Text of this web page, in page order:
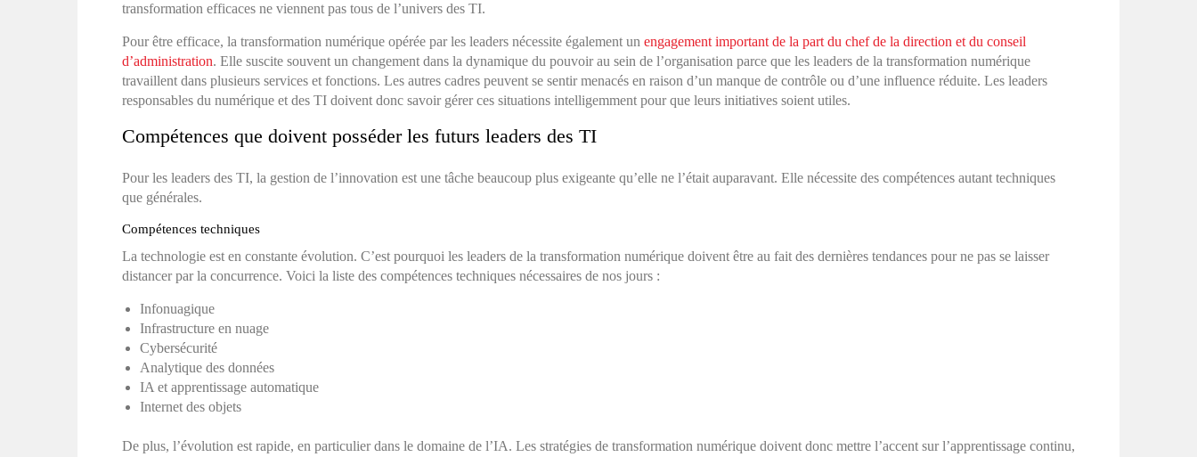
transformation efficaces ne viennent pas tous de l’univers des TI.
Pour être efficace, la transformation numérique opérée par les leaders nécessite également un engagement important de la part du chef de la direction et du conseil
d’administration. Elle suscite souvent un changement dans la dynamique du pouvoir au sein de l’organisation parce que les leaders de la transformation numérique
travaillent dans plusieurs services et fonctions. Les autres cadres peuvent se sentir menacés en raison d’un manque de contrôle ou d’une influence réduite. Les leaders
responsables du numérique et des TI doivent donc savoir gérer ces situations intelligemment pour que leurs initiatives soient utiles.
Compétences que doivent posséder les futurs leaders des TI
Pour les leaders des TI, la gestion de l’innovation est une tâche beaucoup plus exigeante qu’elle ne l’était auparavant. Elle nécessite des compétences autant techniques
que générales.
Compétences techniques
La technologie est en constante évolution. C’est pourquoi les leaders de la transformation numérique doivent être au fait des dernières tendances pour ne pas se laisser
distancer par la concurrence. Voici la liste des compétences techniques nécessaires de nos jours :
Infonuagique
Infrastructure en nuage
Cybersécurité
Analytique des données
IA et apprentissage automatique
Internet des objets
De plus, l’évolution est rapide, en particulier dans le domaine de l’IA. Les stratégies de transformation numérique doivent donc mettre l’accent sur l’apprentissage continu,